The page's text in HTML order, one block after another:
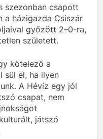
szezonban csapott
a házigazda Csiszár
győzött 2–0-ra,
született.
kötelező a
sül el, ha ilyen
A Hévíz egy jól
csapat, nem
játszó